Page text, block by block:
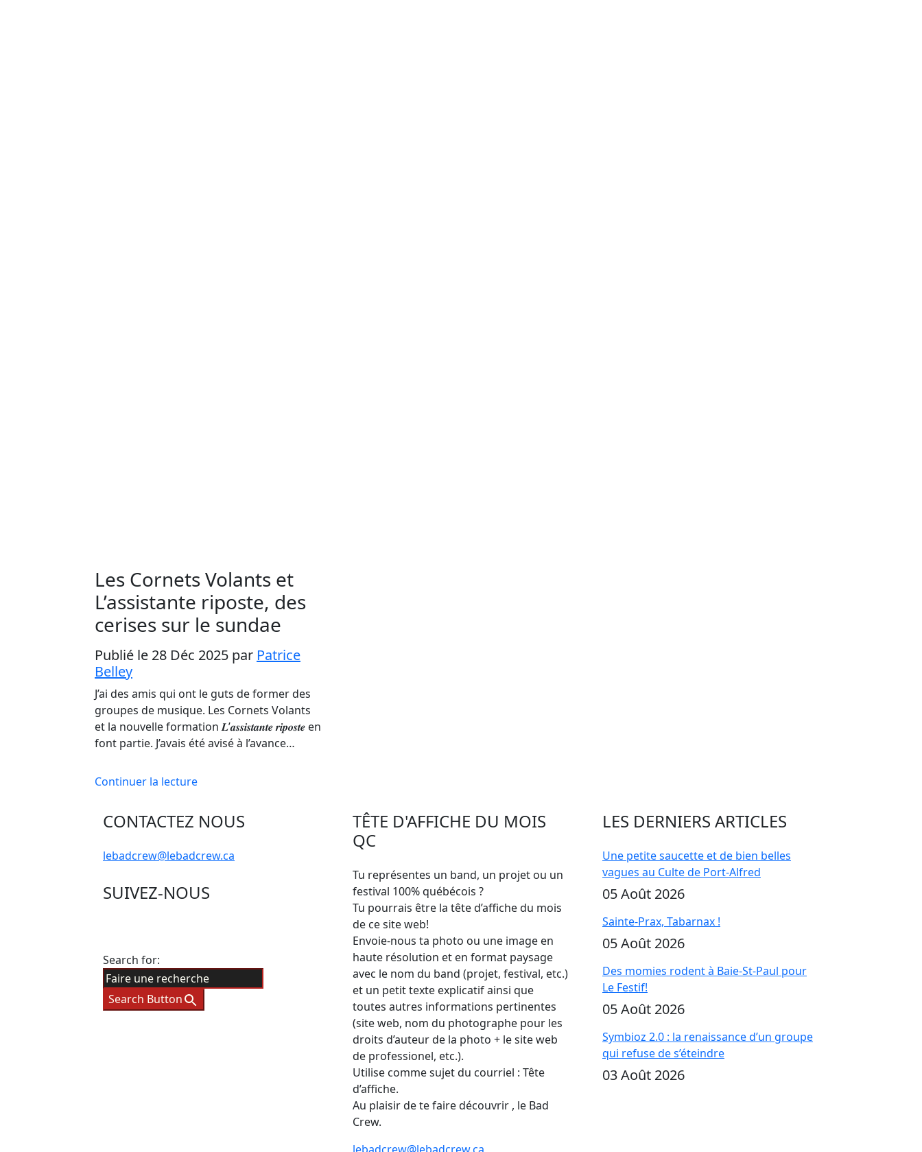
Les Cornets Volants et
L’assistante riposte, des
cerises sur le sundae
Publié le 28 Déc 2025 par Patrice
Belley
J’ai des amis qui ont le guts de former des
groupes de musique. Les Cornets Volants
et la nouvelle formation 𝑳’𝒂𝒔𝒔𝒊𝒔𝒕𝒂𝒏𝒕𝒆 𝒓𝒊𝒑𝒐𝒔𝒕𝒆 en
font partie. J’avais été avisé à l’avance…
Continuer la lecture
CONTACTEZ NOUS
lebadcrew@lebadcrew.ca
SUIVEZ-NOUS
Search for:
Search Button
TÊTE D'AFFICHE DU MOIS
QC
Tu représentes un band, un projet ou un
festival 100% québécois ?
Tu pourrais être la tête d’affiche du mois
de ce site web!
Envoie-nous ta photo ou une image en
haute résolution et en format paysage
avec le nom du band (projet, festival, etc.)
et un petit texte explicatif ainsi que
toutes autres informations pertinentes
(site web, nom du photographe pour les
droits d’auteur de la photo + le site web
de professionel, etc.).
Utilise comme sujet du courriel : Tête
d’affiche.
Au plaisir de te faire découvrir , le Bad
Crew.
LES DERNIERS ARTICLES
Une petite saucette et de bien belles
vagues au Culte de Port-Alfred
05 Août 2026
Sainte-Prax, Tabarnax !
05 Août 2026
Des momies rodent à Baie-St-Paul pour
Le Festif!
05 Août 2026
Symbioz 2.0 : la renaissance d’un groupe
qui refuse de s’éteindre
03 Août 2026